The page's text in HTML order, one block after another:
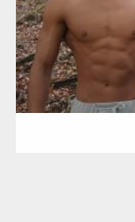
ダウンロ
た